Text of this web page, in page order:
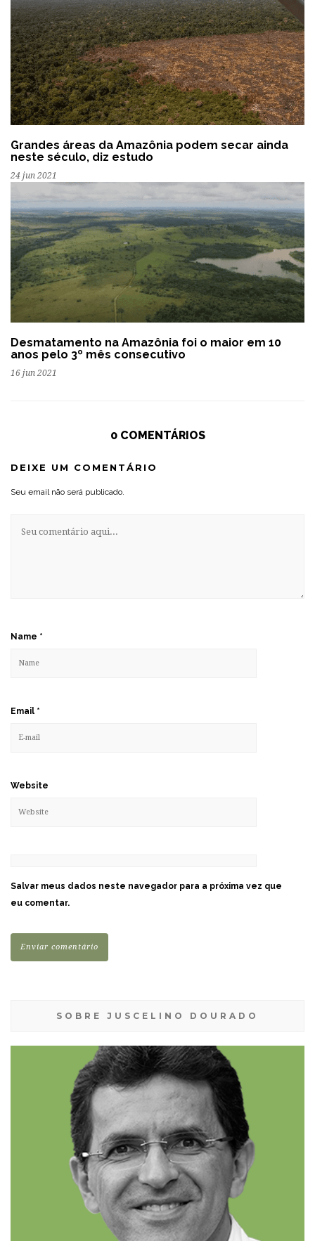
Grandes áreas da Amazônia podem secar ainda
neste século, diz estudo
24 jun 2021
Desmatamento na Amazônia foi o maior em 10
anos pelo 3º mês consecutivo
16 jun 2021
0 COMENTÁRIOS
DEIXE UM COMENTÁRIO
Seu email não será publicado.
Name *
Email *
Website
Salvar meus dados neste navegador para a próxima vez que
eu comentar.
SOBRE JUSCELINO DOURADO